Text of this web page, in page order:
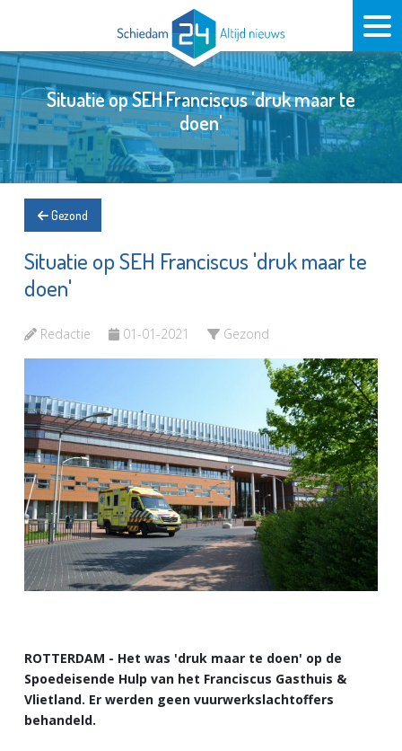
Situatie op SEH Franciscus 'druk maar te
doen'
Gezond
Situatie op SEH Franciscus 'druk maar te
doen'
Redactie 01-01-2021 Gezond
ROTTERDAM - Het was 'druk maar te doen' op de
Spoedeisende Hulp van het Franciscus Gasthuis &
Vlietland. Er werden geen vuurwerkslachtoffers
behandeld.